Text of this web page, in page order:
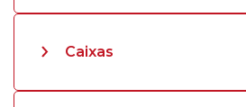
Caixas